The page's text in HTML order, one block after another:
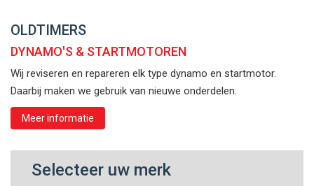
OLDTIMERS
DYNAMO'S & STARTMOTOREN
Wij reviseren en repareren elk type dynamo en startmotor.
Daarbij maken we gebruik van nieuwe onderdelen.
Meer informatie
Selecteer uw merk